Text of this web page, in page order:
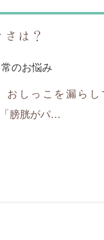
は？
のお悩み
おしっこを漏ら
膀胱がパ…